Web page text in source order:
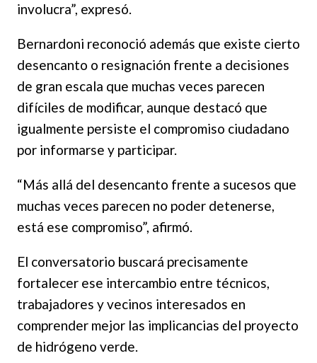
involucra”, expresó.
Bernardoni reconoció además que existe cierto
desencanto o resignación frente a decisiones
de gran escala que muchas veces parecen
difíciles de modificar, aunque destacó que
igualmente persiste el compromiso ciudadano
por informarse y participar.
“Más allá del desencanto frente a sucesos que
muchas veces parecen no poder detenerse,
está ese compromiso”, afirmó.
El conversatorio buscará precisamente
fortalecer ese intercambio entre técnicos,
trabajadores y vecinos interesados en
comprender mejor las implicancias del proyecto
de hidrógeno verde.